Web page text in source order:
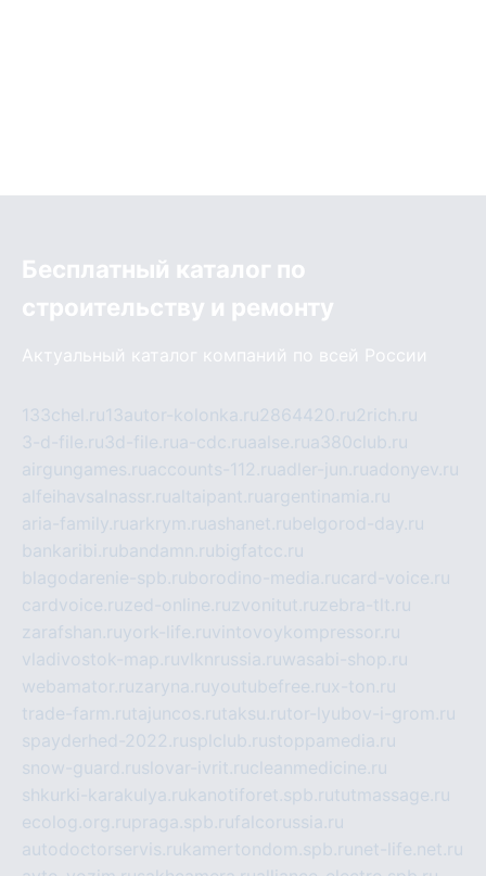
Бесплатный каталог по
строительству и ремонту
Актуальный каталог компаний по всей России
133chel.ru13autor-kolonka.ru2864420.ru2rich.ru
3-d-file.ru3d-file.rua-cdc.ruaalse.rua380club.ru
airgungames.ruaccounts-112.ruadler-jun.ruadonyev.ru
alfeihavsalnassr.rualtaipant.ruargentinamia.ru
aria-family.ruarkrym.ruashanet.rubelgorod-day.ru
bankaribi.rubandamn.rubigfatcc.ru
blagodarenie-spb.ruborodino-media.rucard-voice.ru
cardvoice.ruzed-online.ruzvonitut.ruzebra-tlt.ru
zarafshan.ruyork-life.ruvintovoykompressor.ru
vladivostok-map.ruvlknrussia.ruwasabi-shop.ru
webamator.ruzaryna.ruyoutubefree.rux-ton.ru
trade-farm.rutajuncos.rutaksu.rutor-lyubov-i-grom.ru
spayderhed-2022.rusplclub.rustoppamedia.ru
snow-guard.ruslovar-ivrit.rucleanmedicine.ru
shkurki-karakulya.rukanotiforet.spb.rututmassage.ru
ecolog.org.rupraga.spb.rufalcorussia.ru
autodoctorservis.rukamertondom.spb.ru net-life.net.ru